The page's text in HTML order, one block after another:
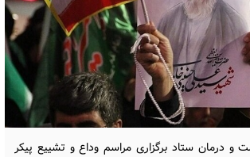
و درمان ستاد برگزاری مراسم وداع و تشییع پیکر